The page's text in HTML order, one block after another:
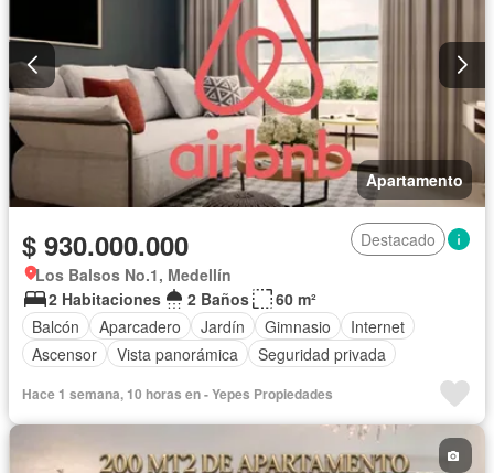
Apartamento
$ 930.000.000
Destacado
Los Balsos No.1, Medellín
2 Habitaciones
2 Baños
60 m²
Balcón
Aparcadero Jardín Gimnasio
Internet
Ascensor
Vista panorámica Seguridad privada
Hace 1 semana, 10 horas en - Yepes Propiedades